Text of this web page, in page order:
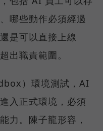
哪些動作必須經過
是可以直接上線
出職責範圍。
）環境測試，AI
入正式環境，必須
力。陳子龍形容，